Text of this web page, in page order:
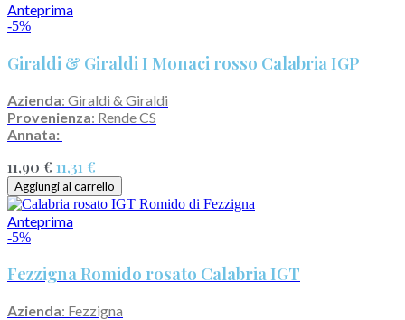
Anteprima
-5%
Giraldi & Giraldi I Monaci rosso Calabria IGP
Azienda: Giraldi & Giraldi
Provenienza: Rende CS
Annata:
11,90 € 11,31 €
Aggiungi al carrello
Anteprima
-5%
Fezzigna Romido rosato Calabria IGT
Azienda: Fezzigna